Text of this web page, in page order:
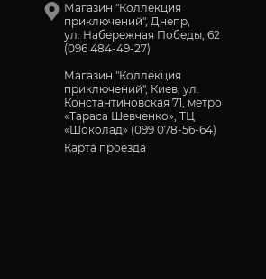
Магазин "Коллекция
приключений", Днепр,
ул. Набережная Победы, 62
(096 484-49-27)
Магазин "Коллекция
приключений", Киев, ул.
Константиновская 71, метро
«Тараса Шевченко», ТЦ
«Шоколад» (099 078-56-64)
Карта проезда